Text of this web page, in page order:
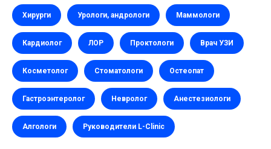
Хирурги Урологи, андрологи Маммологи
Кардиолог ЛОР Проктологи Врач УЗИ
Косметолог Стоматологи Остеопат
Гастроэнтеролог Невролог Анестезиологи
Алгологи Руководители L-Clinic